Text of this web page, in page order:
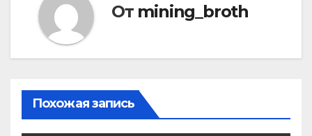
От mining_broth
Похожая запись